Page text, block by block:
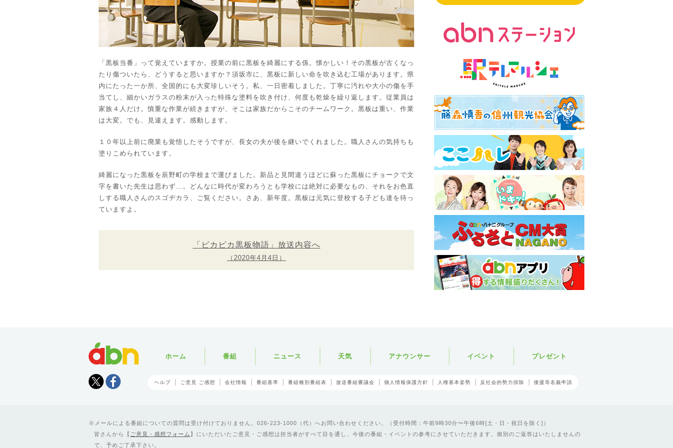
「黒板当番」って覚えていますか。授業の前に黒板を綺麗にする係。懐かしい！その黒板が古くなっ
たり傷ついたら、どうすると思いますか？須坂市に、黒板に新しい命を吹き込む工場があります。県
内にたった一か所、全国的にも大変珍しいそう。私、一日密着しました。丁寧に汚れや大小の傷を手
当てし、細かいガラスの粉末が入った特殊な塗料を吹き付け、何度も乾燥を繰り返します。従業員は
家族４人だけ。慎重な作業が続きますが、そこは家族だからこそのチームワーク。黒板は重い、作業
は大変。でも、見違えます。感動します。
１０年以上前に廃業も覚悟したそうですが、長女の夫が後を継いでくれました。職人さんの気持ちも
塗りこめられています。
綺麗になった黒板を辰野町の学校まで運びました。新品と見間違うほどに蘇った黒板にチョークで文
字を書いた先生は思わず…。どんなに時代が変わろうとも学校には絶対に必要なもの、それをお色直
しする職人さんのスゴヂカラ、ご覧ください。さあ、新年度。黒板は元気に登校する子ども達を待っ
ていますよ。
「ピカピカ黒板物語」放送内容へ
（2020年4月4日）
Tweet
ホーム 番組 ニュース 天気 アナウンサー イベント プレゼント
ヘルプ ご意見 ご感想 会社情報 番組基準 番組種別番組表 放送番組審議会 個人情報保護方針 人権基本姿勢 反社会的勢力排除 後援等名義申請
メールによる番組についての質問は受け付けておりません。026-223-1000（代）へお問い合わせください。（受付時間：午前9時30分〜午後6時[土・日・祝日を除く]）
皆さんから【 ご意見・感想フォーム 】にいただいたご意見・ご感想は担当者がすべて目を通し、今後の番組・イベントの参考にさせていただきます。個別のご返答はいたしませんの
で、予めご了承下さい。